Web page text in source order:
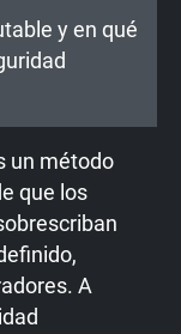
y en qué
un método
que los
A